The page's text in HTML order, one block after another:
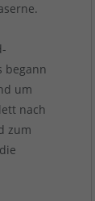
begann
um
nach
zum